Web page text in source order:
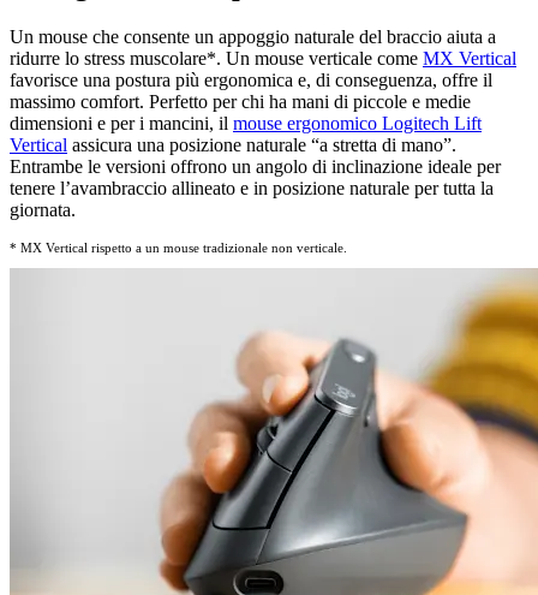
Un mouse che consente un appoggio naturale del braccio aiuta a
ridurre lo stress muscolare*. Un mouse verticale come MX Vertical
favorisce una postura più ergonomica e, di conseguenza, offre il
massimo comfort. Perfetto per chi ha mani di piccole e medie
dimensioni e per i mancini, il mouse ergonomico Logitech Lift
Vertical assicura una posizione naturale “a stretta di mano”.
Entrambe le versioni offrono un angolo di inclinazione ideale per
tenere l’avambraccio allineato e in posizione naturale per tutta la
giornata.
* MX Vertical rispetto a un mouse tradizionale non verticale.